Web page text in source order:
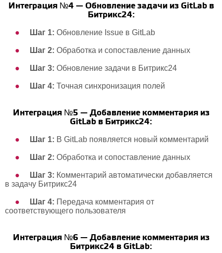
Интеграция №4 — Обновление задачи из GitLab в
Битрикс24:
Шаг 1: Обновление Issue в GitLab
Шаг 2: Обработка и сопоставление данных
Шаг 3: Обновление задачи в Битрикс24
Шаг 4: Точная синхронизация полей
Интеграция №5 — Добавление комментария из
GitLab в Битрикс24:
Шаг 1: В GitLab появляется новый комментарий
Шаг 2: Обработка и сопоставление данных
Шаг 3: Комментарий автоматически добавляется
в задачу Битрикс24
Шаг 4: Передача комментария от
соответствующего пользователя
Интеграция №6 — Добавление комментария из
Битрикс24 в GitLab: